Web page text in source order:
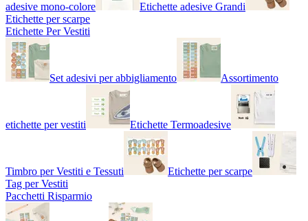
adesive mono-colore
Etichette adesive Grandi
Etichette per scarpe
Etichette Per Vestiti
Set adesivi per abbigliamento Assortimento
etichette per vestiti Etichette Termoadesive
Timbro per Vestiti e Tessuti
Etichette per scarpe
Tag per Vestiti
Pacchetti Risparmio